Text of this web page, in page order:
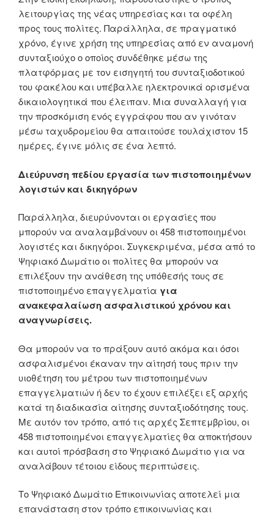
λειτουργίας της νέας υπηρεσίας και τα οφέλη
προς τους πολίτες. Παράλληλα, σε πραγματικό
χρόνο, έγινε χρήση της υπηρεσίας από εν αναμονή
συνταξιούχο ο οποίος συνδέθηκε μέσω της
πλατφόρμας με τον εισηγητή του συνταξιοδοτικού
του φακέλου και υπέβαλλε ηλεκτρονικά ορισμένα
δικαιολογητικά που έλειπαν. Μια συναλλαγή για
την προσκόμιση ενός εγγράφου που αν γινόταν
μέσω ταχυδρομείου θα απαιτούσε τουλάχιστον 15
ημέρες, έγινε μόλις σε ένα λεπτό.
Διεύρυνση πεδίου εργασία των πιστοποιημένων
λογιστών και δικηγόρων
Παράλληλα, διευρύνονται οι εργασίες που
μπορούν να αναλαμβάνουν οι 458 πιστοποιημένοι
λογιστές και δικηγόροι. Συγκεκριμένα, μέσα από το
Ψηφιακό Δωμάτιο οι πολίτες θα μπορούν να
επιλέξουν την ανάθεση της υπόθεσής τους σε
πιστοποιημένο επαγγελματία για
ανακεφαλαίωση ασφαλιστικού χρόνου και
αναγνωρίσεις.
Θα μπορούν να το πράξουν αυτό ακόμα και όσοι
ασφαλισμένοι έκαναν την αίτησή τους πριν την
υιοθέτηση του μέτρου των πιστοποιημένων
επαγγελματιών ή δεν το έχουν επιλέξει εξ αρχής
κατά τη διαδικασία αίτησης συνταξιοδότησης τους.
Με αυτόν τον τρόπο, από τις αρχές Σεπτεμβρίου, οι
458 πιστοποιημένοι επαγγελματίες θα αποκτήσουν
και αυτοί πρόσβαση στο Ψηφιακό Δωμάτιο για να
αναλάβουν τέτοιου είδους περιπτώσεις.
Το Ψηφιακό Δωμάτιο Επικοινωνίας αποτελεί μια
επανάσταση στον τρόπο επικοινωνίας και